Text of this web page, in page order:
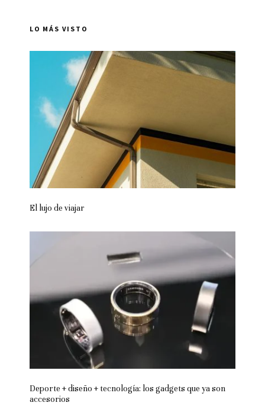
LO MÁS VISTO
El lujo de viajar
Deporte + diseño + tecnología: los gadgets que ya son
accesorios